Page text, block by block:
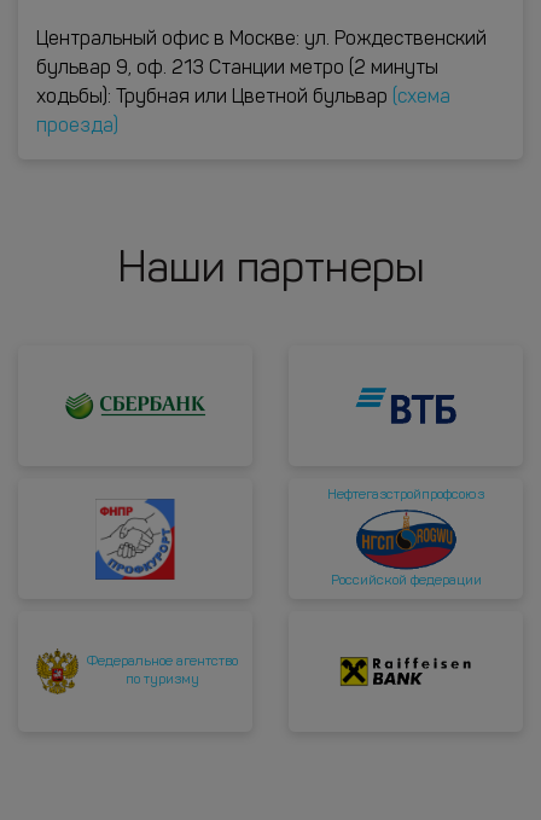
Центральный офис в Москве: ул. Рождественский
бульвар 9, оф. 213 Станции метро (2 минуты
ходьбы): Трубная или Цветной бульвар
(схема
проезда)
Наши партнеры
Нефтегазстройпрофсоюз
Российской федерации
Федеральное агентство
по туризму